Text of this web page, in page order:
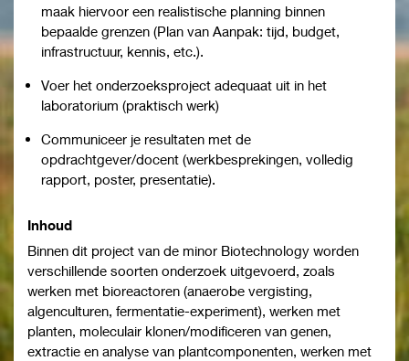
maak hiervoor een realistische planning binnen
bepaalde grenzen (Plan van Aanpak: tijd, budget,
infrastructuur, kennis, etc.).
Voer het onderzoeksproject adequaat uit in het
laboratorium (praktisch werk)
Communiceer je resultaten met de
opdrachtgever/docent (werkbesprekingen, volledig
rapport, poster, presentatie).
Inhoud
Binnen dit project van de minor Biotechnology worden
verschillende soorten onderzoek uitgevoerd, zoals
werken met bioreactoren (anaerobe vergisting,
algenculturen, fermentatie-experiment), werken met
planten, moleculair klonen/modificeren van genen,
extractie en analyse van plantcomponenten, werken met